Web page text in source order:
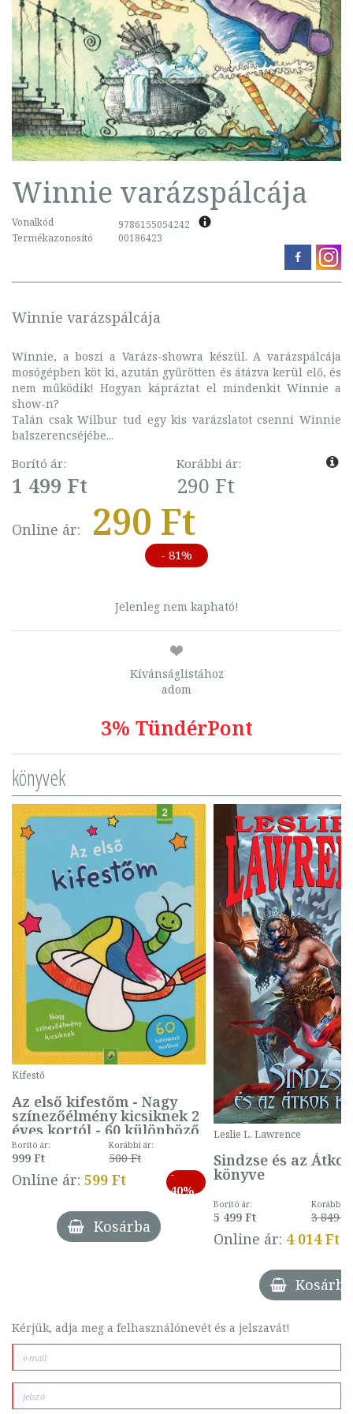
Winnie varázspálcája
Vonalkód
9786155054242
Termékazonosító
00186423
Winnie varázspálcája
Winnie, a boszi a Varázs-showra készül. A varázspálcája
mosógépben köt ki, azután gyűrötten és átázva kerül elő, és
nem működik! Hogyan kápráztat el mindenkit Winnie a
show-n?
Talán csak Wilbur tud egy kis varázslatot csenni Winnie
balszerencséjébe...
Borító ár:
1 499 Ft
Korábbi ár:
290 Ft
Online ár: 290 Ft
- 81%
Jelenleg nem kapható!
Kívánságlistához
adom
3% TündérPont
könyvek
Kifestő
Az első kifestőm - Nagy
színezőélmény kicsiknek 2
éves kortól - 60 különböző
mintával (gombás)
Borító ár:
999 Ft
Korábbi ár:
500 Ft
Online ár: 599 Ft
-
40%
Kosárba
Leslie L. Lawrence
Sindzse és az Átkok
könyve
Borító ár:
5 499 Ft
Korábbi
3 849 Ft
Online ár: 4 014 Ft
Kosárba
Kérjük, adja meg a felhasználónevét és a jelszavát!